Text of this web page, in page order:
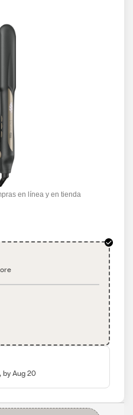
en línea y en tienda
by Aug 20